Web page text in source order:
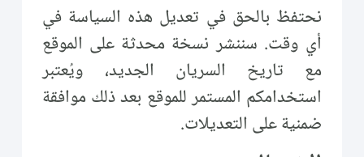
نحتفظ بالحق في تعديل هذه السياسة في
أي وقت. سننشر نسخة محدثة على الموقع
مع تاريخ السريان الجديد، ويُعتبر
استخدامكم المستمر للموقع بعد ذلك موافقة
ضمنية على التعديلات.